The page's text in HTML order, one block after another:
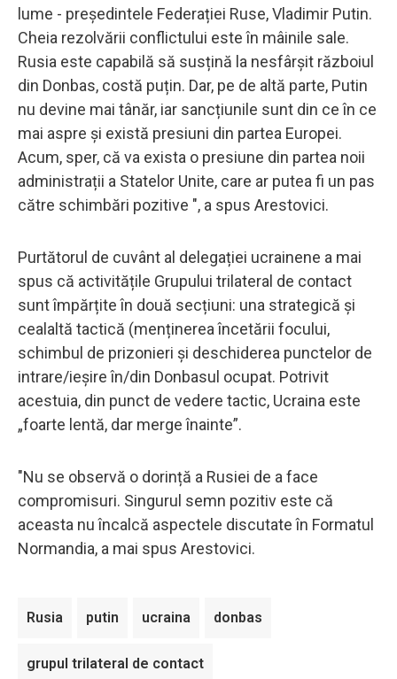
lume - președintele Federației Ruse, Vladimir Putin.
Cheia rezolvării conflictului este în mâinile sale.
Rusia este capabilă să susțină la nesfârșit războiul
din Donbas, costă puțin. Dar, pe de altă parte, Putin
nu devine mai tânăr, iar sancțiunile sunt din ce în ce
mai aspre și există presiuni din partea Europei.
Acum, sper, că va exista o presiune din partea noii
administrații a Statelor Unite, care ar putea fi un pas
către schimbări pozitive ", a spus Arestovici.
Purtătorul de cuvânt al delegației ucrainene a mai
spus că activitățile Grupului trilateral de contact
sunt împărțite în două secțiuni: una strategică și
cealaltă tactică (menținerea încetării focului,
schimbul de prizonieri și deschiderea punctelor de
intrare/ieșire în/din Donbasul ocupat. Potrivit
acestuia, din punct de vedere tactic, Ucraina este
„foarte lentă, dar merge înainte”.
"Nu se observă o dorință a Rusiei de a face
compromisuri. Singurul semn pozitiv este că
aceasta nu încalcă aspectele discutate în Formatul
Normandia, a mai spus Arestovici.
Rusia putin ucraina donbas
grupul trilateral de contact